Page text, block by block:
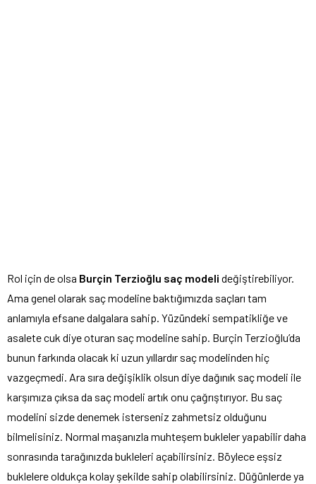
Rol için de olsa Burçin Terzioğlu saç modeli değiştirebiliyor.
Ama genel olarak saç modeline baktığımızda saçları tam
anlamıyla efsane dalgalara sahip. Yüzündeki sempatikliğe ve
asalete cuk diye oturan saç modeline sahip. Burçin Terzioğlu’da
bunun farkında olacak ki uzun yıllardır saç modelinden hiç
vazgeçmedi. Ara sıra değişiklik olsun diye dağınık saç modeli ile
karşımıza çıksa da saç modeli artık onu çağrıştırıyor. Bu saç
modelini sizde denemek isterseniz zahmetsiz olduğunu
bilmelisiniz. Normal maşanızla muhteşem bukleler yapabilir daha
sonrasında tarağınızda bukleleri açabilirsiniz. Böylece eşsiz
buklelere oldukça kolay şekilde sahip olabilirsiniz. Düğünlerde ya